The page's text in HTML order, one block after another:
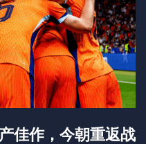
佳作，今朝重返战